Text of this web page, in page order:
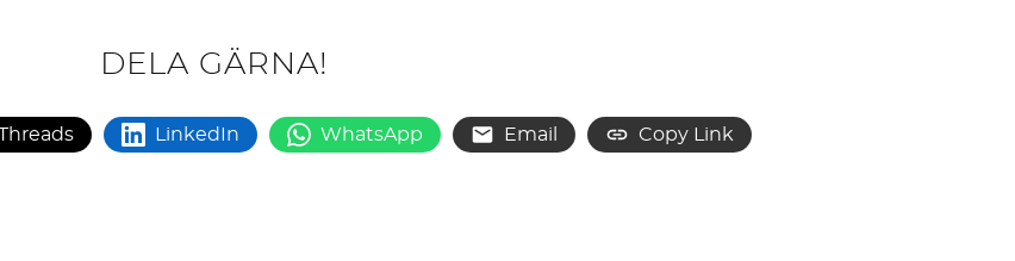
DELA GÄRNA!
LinkedIn WhatsApp Email Copy Link